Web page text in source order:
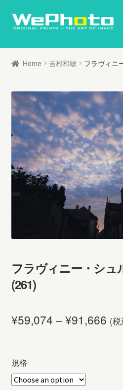
ナ
ゲ
ー
ョ
ン
へ
ス
キ
ッ
プ
コ
テ
ン
へ
ス
キ
ッ
プ
ホーム
お知らせ
写真家列伝
オリジナルプリントとは
Home 吉村和敏 フラヴィニ
フラヴィニー・シュ
(261)
¥59,074 –¥91,666 (
規格